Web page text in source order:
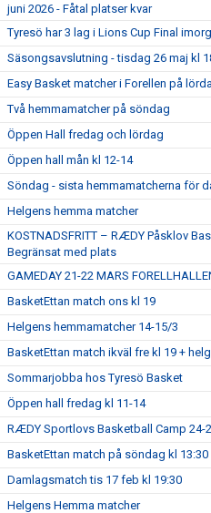
juni 2026 - Fåtal platser kvar
Tyresö har 3 lag i Lions Cup Final
Säsongsavslutning - tisdag 26 maj kl
Easy Basket matcher i Forellen på
Två hemmamatcher på söndag
Öppen Hall fredag och lördag
Öppen hall mån kl 12-14
Söndag - sista hemmamatcherna för
Helgens hemma matcher
KOSTNADSFRITT – RÆDY Påsklov
Begränsat med plats
GAMEDAY 21-22 MARS
BasketEttan match ons kl 19
Helgens hemmamatcher 14-15/3
BasketEttan match ikväl fre kl 19 +
Sommarjobba hos Tyresö Basket
Öppen hall fredag kl 11-14
RÆDY Sportlovs Basketball Camp 24-
BasketEttan match på söndag kl 13:30
Damlagsmatch tis 17 feb kl 19:30
Helgens Hemma matcher